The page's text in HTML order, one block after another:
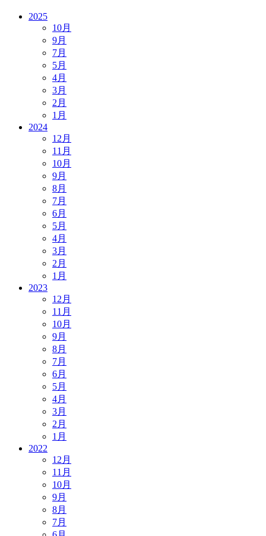
2025
10月
9月
7月
5月
4月
3月
2月
1月
2024
12月
11月
10月
9月
8月
7月
6月
5月
4月
3月
2月
1月
2023
12月
11月
10月
9月
8月
7月
6月
5月
4月
3月
2月
1月
2022
12月
11月
10月
9月
8月
7月